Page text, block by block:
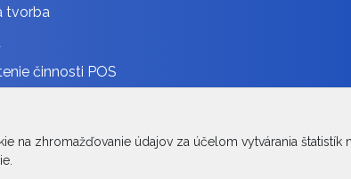
na zhromažďovanie údajov za účelom vytvárania štatistík
tvorba
činnosti POS